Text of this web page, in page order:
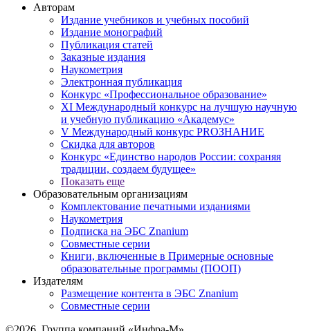
Авторам
Издание учебников и учебных пособий
Издание монографий
Публикация статей
Заказные издания
Наукометрия
Электронная публикация
Конкурс «Профессиональное образование»
XI Международный конкурс на лучшую научную
и учебную публикацию «Академус»
V Международный конкурс PROЗНАНИЕ
Скидка для авторов
Конкурс «Единство народов России: сохраняя
традиции, создаем будущее»
Показать еще
Образовательным организациям
Комплектование печатными изданиями
Наукометрия
Подписка на ЭБС Znanium
Совместные серии
Книги, включенные в Примерные основные
образовательные программы (ПООП)
Издателям
Размещение контента в ЭБС Znanium
Совместные серии